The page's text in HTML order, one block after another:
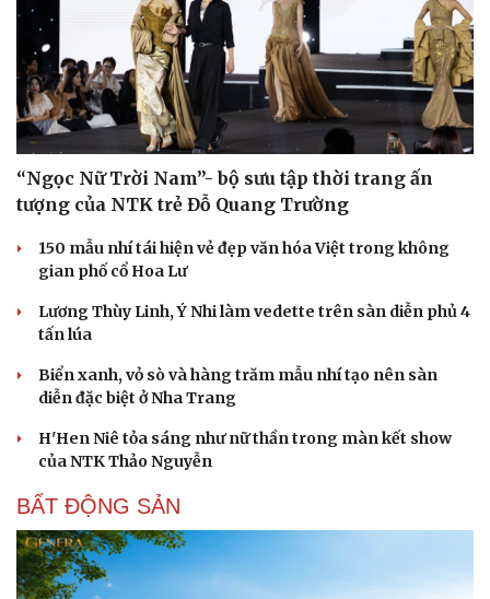
Sức khỏe
Dinh dưỡng - món ngon
Sản phụ khoa
Nhi khoa
Làm đẹp - giảm cân
Phòng mạch online
Ăn sạch sống khỏe
Đời sống
Nhà đẹp
Tình yêu - Gia đình
“Ngọc Nữ Trời Nam”- bộ sưu tập thời trang ấn
tượng của NTK trẻ Đỗ Quang Trường
150 mẫu nhí tái hiện vẻ đẹp văn hóa Việt trong không
gian phố cổ Hoa Lư
Lương Thùy Linh, Ý Nhi làm vedette trên sàn diễn phủ 4
tấn lúa
Biển xanh, vỏ sò và hàng trăm mẫu nhí tạo nên sàn
diễn đặc biệt ở Nha Trang
H'Hen Niê tỏa sáng như nữ thần trong màn kết show
của NTK Thảo Nguyễn
BẤT ĐỘNG SẢN